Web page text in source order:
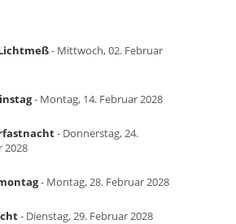
- Mittwoch, 02. Februar
- Montag, 14. Februar 2028
- Donnerstag, 24.
2028
- Montag, 28. Februar 2028
- Dienstag, 29. Februar 2028